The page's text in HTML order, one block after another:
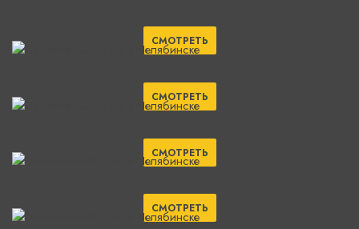
СМОТРЕТЬ
СМОТРЕТЬ
СМОТРЕТЬ
СМОТРЕТЬ